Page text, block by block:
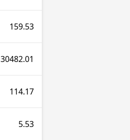
159.53
30482.01
114.17
5.53